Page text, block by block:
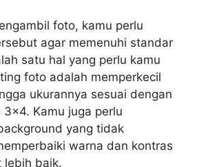
foto, kamu perlu
agar memenuhi standar
satu hal yang perlu kamu
foto adalah memperkecil
ukurannya sesuai dengan
Kamu juga perlu
yang tidak
warna dan kontras
lebih baik.